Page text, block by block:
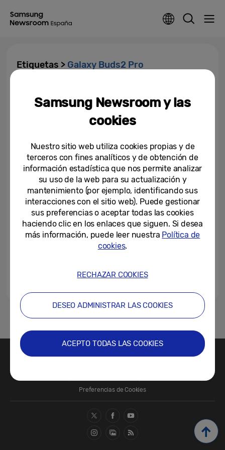
Etiquetas > Galaxy Buds2 Pro
nuevo Samsung Unpacked
Los nuevos plegables Samsung
Galaxy impulsan un futuro más
sostenible a la vez que...
10-08-2022
1 2
Términos de Uso
Preferencias de Cookies
Samsung Newsroom y las
cookies
Nuestro sitio web utiliza cookies propias y de
terceros con fines analíticos y de obtención de
información estadística que nos permite analizar
su uso de la web para su actualización y
mantenimiento (por ejemplo, identificando sus
interacciones con el sitio web). Puede gestionar
sus preferencias o aceptar todas las cookies
haciendo clic en los enlaces que siguen. Si desea
más información, puede leer nuestra Política de
cookies.
RECHAZAR COOKIES
DESEO ADMINISTRAR LAS COOKIES
ACEPTO TODAS LAS COOKIES